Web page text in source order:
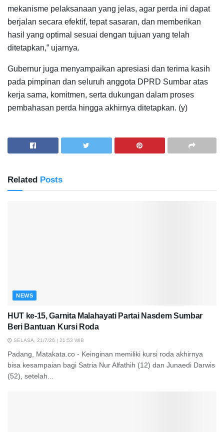
mekanisme pelaksanaan yang jelas, agar perda ini dapat
berjalan secara efektif, tepat sasaran, dan memberikan
hasil yang optimal sesuai dengan tujuan yang telah
ditetapkan,” ujarnya.
Gubernur juga menyampaikan apresiasi dan terima kasih
pada pimpinan dan seluruh anggota DPRD Sumbar atas
kerja sama, komitmen, serta dukungan dalam proses
pembahasan perda hingga akhirnya ditetapkan. (y)
Related Posts
NEWS
HUT ke-15, Garnita Malahayati Partai Nasdem Sumbar
Beri Bantuan Kursi Roda
SELASA, 21/7/26 | 21:53 WIB
Padang, Matakata.co - Keinginan memiliki kursi roda akhirnya
bisa kesampaian bagi Satria Nur Alfathih (12) dan Junaedi Darwis
(52), setelah...